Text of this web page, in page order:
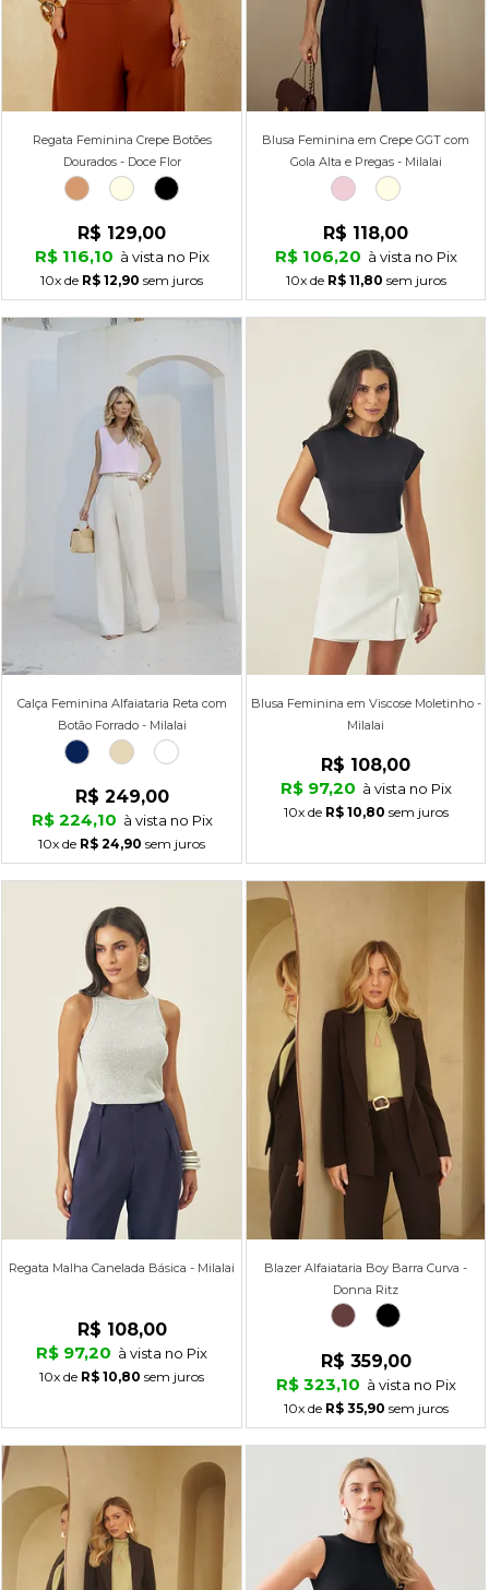
Regata Feminina Crepe Botões
Dourados - Doce Flor
R$ 129,00
R$ 116,10 à vista no Pix
10x de R$ 12,90 sem juros
Blusa Feminina em Crepe GGT com
Gola Alta e Pregas - Milalai
R$ 118,00
R$ 106,20 à vista no Pix
10xde R$ 11,80 sem juros
Calça Feminina Alfaiataria Reta com
Botão Forrado - Milalai
R$ 249,00
R$ 224,10 à vista no Pix
10x de R$ 24,90 sem juros
Blusa Feminina em Viscose Moletinho -
Milalai
R$ 108,00
R$ 97,20 à vista no Pix
10xde R$ 10,80 sem juros
Regata Malha Canelada Básica - Milalai
R$ 108,00
R$ 97,20 à vista no Pix
10x de R$ 10,80 sem juros
Blazer Alfaiataria Boy Barra Curva -
Donna Ritz
R$ 359,00
R$ 323,10 à vista no Pix
10xde R$ 35,90 sem juros